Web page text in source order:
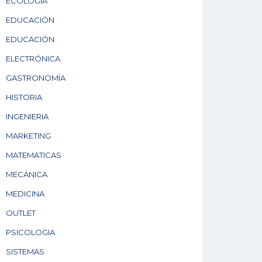
EDUCACIÓN
EDUCACIÓN
ELECTRÓNICA
GASTRONOMÍA
HISTORIA
INGENIERIA
MARKETING
MATEMATICAS
MECÁNICA
MEDICINA
OUTLET
PSICOLOGIA
SISTEMAS